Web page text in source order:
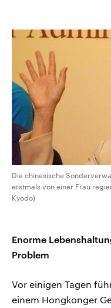
Die chinesische
erstmals von einer Frau
Kyodo)
Enorme
Problem
Vor einigen Tagen
einem Hongkonger